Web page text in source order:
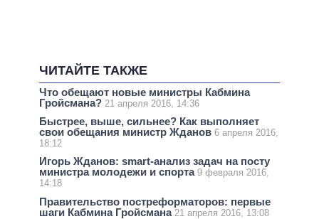
ЧИТАЙТЕ ТАКЖЕ
Что обещают новые министры Кабмина
Гройсмана? 21 апреля 2016, 14:36
Быстрее, выше, сильнее? Как выполняет
свои обещания министр Жданов 6 апреля 2016,
18:12
Игорь Жданов: smart-анализ задач на посту
министра молодежи и спорта 9 февраля 2016,
14:18
Правительство постреформаторов: первые
шаги Кабмина Гройсмана 21 апреля 2016, 13:08